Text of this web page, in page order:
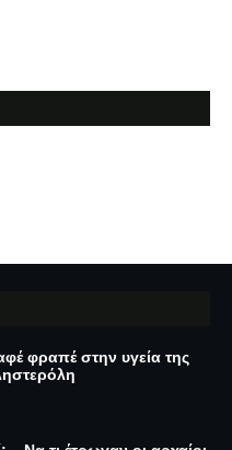
φραπέ στην υγεία της